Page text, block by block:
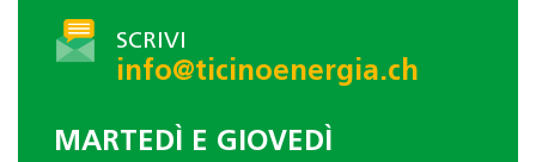
SCRIVI
info@ticinoenergia.ch
MARTEDÌ E GIOVEDÌ